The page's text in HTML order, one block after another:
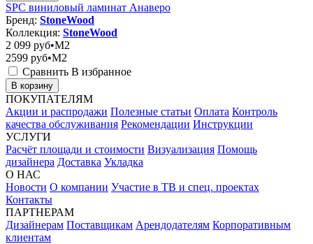
SPC виниловый ламинат Анаверо
Бренд: StoneWood
Коллекция: StoneWood
2 099 руб•M2
2599 руб•M2
Сравнить В избранное
В корзину
ПОКУПАТЕЛЯМ
Акции и распродажи Полезные статьи Оплата Контроль
качества обслуживания Рекомендации Инструкции
УСЛУГИ
Расчёт площади и стоимости Визуализация Помощь
дизайнера Доставка Укладка
О НАС
Новости О компании Участие в ТВ и спец. проектах
Контакты
ПАРТНЕРАМ
Дизайнерам Поставщикам Арендодателям Корпоративным
клиентам